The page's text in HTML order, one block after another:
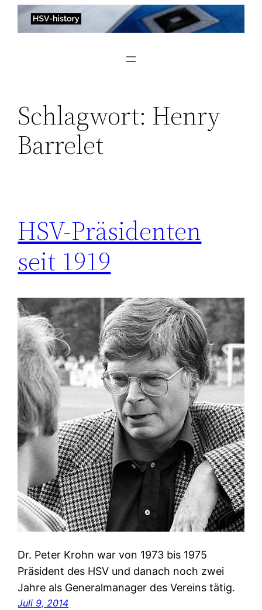
Zum
Inhalt
Schlagwort: Henry
Barrelet
HSV-Präsidenten
seit 1919
Dr. Peter Krohn war von 1973 bis 1975
Präsident des HSV und danach noch zwei
Jahre als Generalmanager des Vereins tätig.
Juli 9, 2014